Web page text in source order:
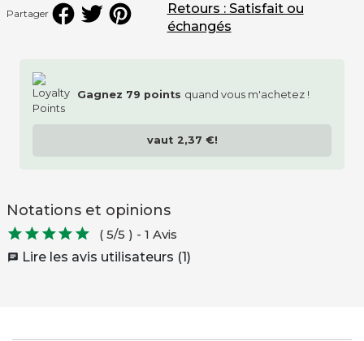
Partager
Gagnez 79 points quand vous m'achetez !
vaut 2,37 €!
Retours : Satisfait ou
échangés
Notations et opinions
 ( 5/5 ) - 1 Avis
chat Lire les avis utilisateurs (1)